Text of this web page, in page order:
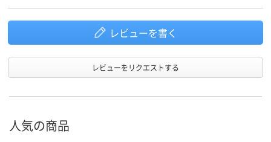
レビューを書く
レビューをリクエストする
人気の商品